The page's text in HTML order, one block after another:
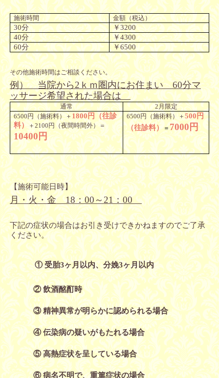
施術時間 金額（税込）
30分 ￥3200
40分 ￥4300
60分 ￥6500
その他施術時間はご相談ください。
例） 当院から2ｋｍ圏内にお住まい60分マ
ッサージ希望された場合は
通常 2 月限定
6500円 （施術料）＋ 1800円 （往診
料） ＋2100円 （夜間時間外）＝
10400円
6500円 （施術料）＋500 円
（往診料）＝ 7000円
【施術可能日時】
月・火・金18：00 ～21：00
下記の症状の場合はお引き受けできかねますのでご了承
ください。
① 受胎3ヶ月以内、分娩3ヶ月以内
② 飲酒酩酊時
③ 精神異常が明らかに認められる場合
④ 伝染病の疑いがもたれる場合
⑤ 高熱症状を呈している場合
⑥ 病名不明で、重篤症状の場合